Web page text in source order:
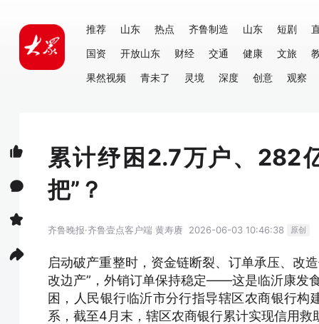
推荐 山东 热点 齐鲁制造 山东 短剧
国资
开放山东 财经 交通 健康 文旅
果然视频
青未了 灵境 深度 创意 观察
累计纾困2.7万户、282
把”？
齐鲁晚报·齐鲁壹点客户端 黄寿赓 2026-06-03 10:46:38 原创
启动破产重整时，资金链断裂、订单承压、改
改边产”，外销订单保持稳定——这是临沂康发
困，人民银行临沂市分行指导辖区农商银行构
系，截至4月末，辖区农商银行累计实现信用救